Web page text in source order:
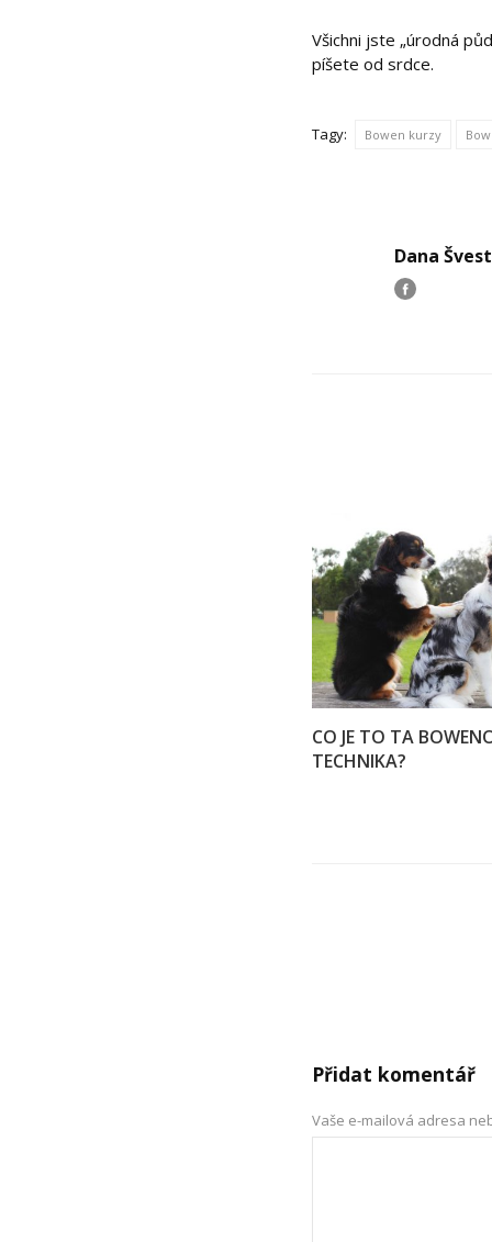
Všichni jste „úrodná
píšete od srdce.
Tagy: Bowen kurzy
Dana
CO JE TO TA
TECHNIKA?
Přidat komentář
Vaše e-mailová adresa